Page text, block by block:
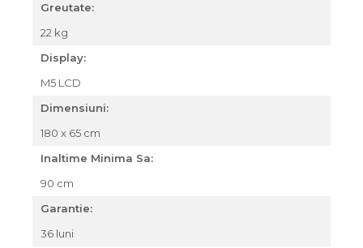
Greutate:
22 kg
Display:
M5 LCD
Dimensiuni:
180 x 65 cm
Inaltime Minima Sa:
90 cm
Garantie:
36 luni